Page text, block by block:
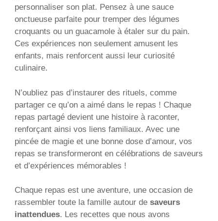
personnaliser son plat. Pensez à une sauce
onctueuse parfaite pour tremper des légumes
croquants ou un guacamole à étaler sur du pain.
Ces expériences non seulement amusent les
enfants, mais renforcent aussi leur curiosité
culinaire.
N’oubliez pas d’instaurer des rituels, comme
partager ce qu’on a aimé dans le repas ! Chaque
repas partagé devient une histoire à raconter,
renforçant ainsi vos liens familiaux. Avec une
pincée de magie et une bonne dose d’amour, vos
repas se transformeront en célébrations de saveurs
et d’expériences mémorables !
Chaque repas est une aventure, une occasion de
rassembler toute la famille autour de saveurs
inattendues. Les recettes que nous avons